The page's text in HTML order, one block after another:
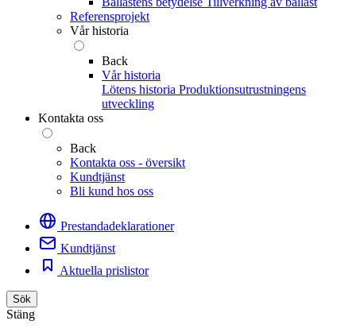
Referensprojekt
Vår historia
Back
Vår historia
Lötens historia Produktionsutrustningens
utveckling
Kontakta oss
Back
Kontakta oss - översikt
Kundtjänst
Bli kund hos oss
Prestandadeklarationer
Kundtjänst
Aktuella prislistor
Sök
Stäng